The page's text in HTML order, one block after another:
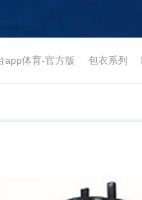
app体育-官方版 包衣系列